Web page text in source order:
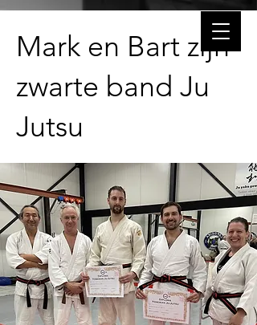
Mark en Bart zijn
zwarte band Ju
Jutsu